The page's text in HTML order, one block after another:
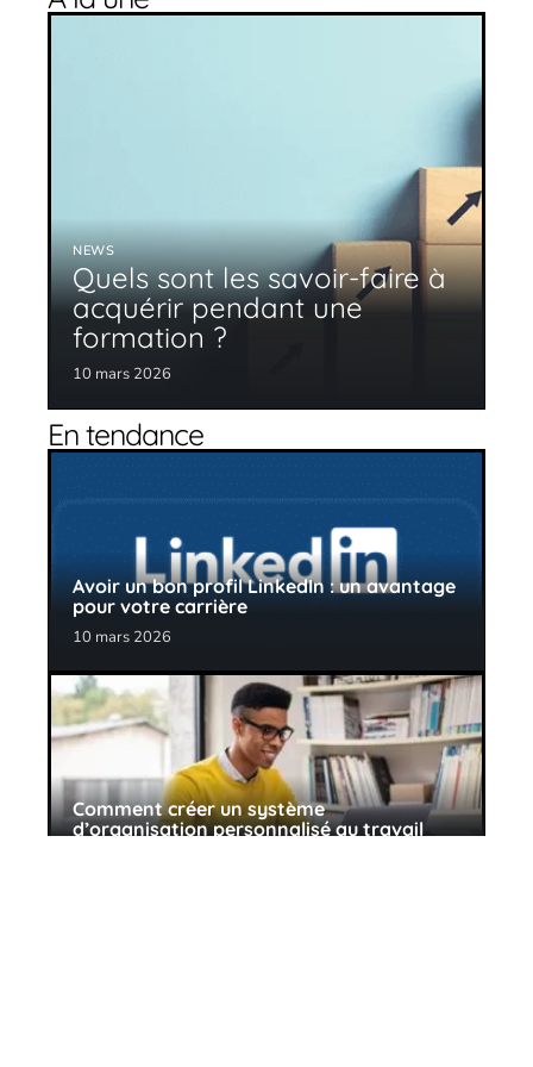
NEWS
Quels sont les savoir-faire à
acquérir pendant une
formation ?
10 mars 2026
En tendance
Avoir un bon profil LinkedIn : un avantage
pour votre carrière
10 mars 2026
Comment créer un système
d’organisation personnalisé au travail